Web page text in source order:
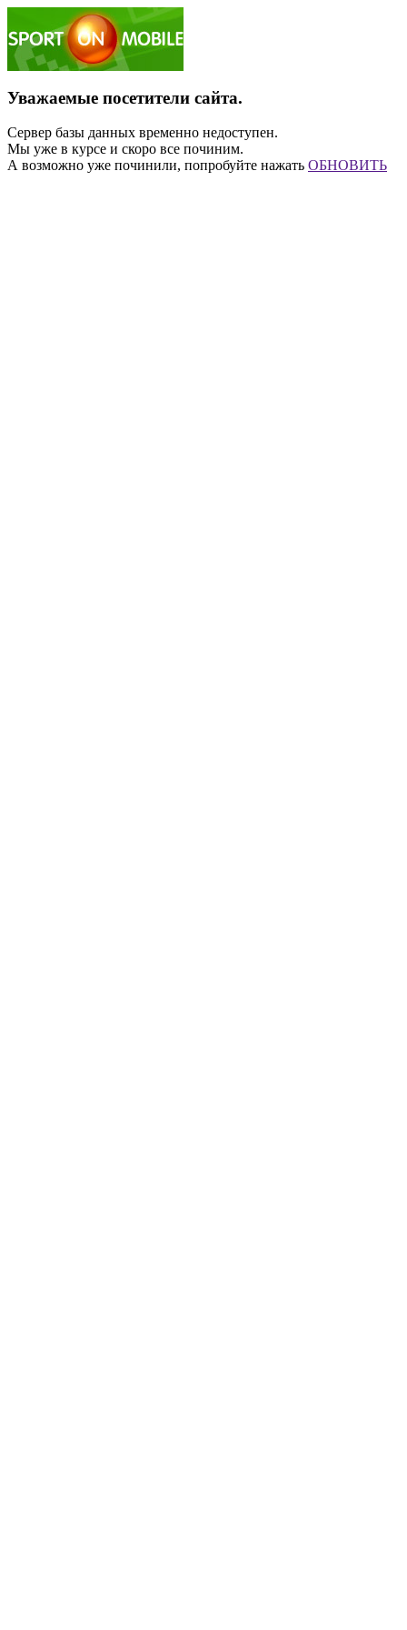
Уважаемые посетители сайта.
Сервер базы данных временно недоступен.
Мы уже в курсе и скоро все починим.
А возможно уже починили, попробуйте нажать ОБНОВИТЬ